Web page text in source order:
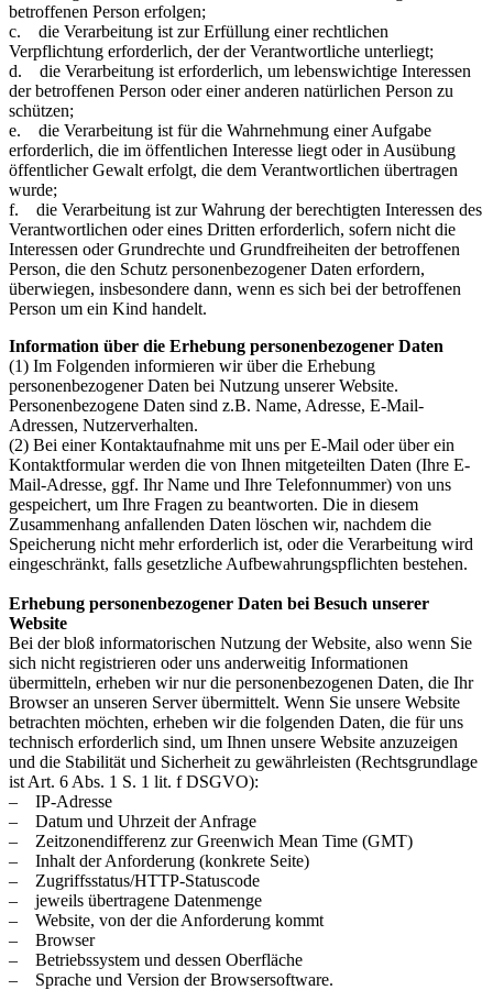
betroffenen Person erfolgen;
c. die Verarbeitung ist zur Erfüllung einer rechtlichen
Verpflichtung erforderlich, der der Verantwortliche unterliegt;
d. die Verarbeitung ist erforderlich, um lebenswichtige Interessen
der betroffenen Person oder einer anderen natürlichen Person zu
schützen;
e. die Verarbeitung ist für die Wahrnehmung einer Aufgabe
erforderlich, die im öffentlichen Interesse liegt oder in Ausübung
öffentlicher Gewalt erfolgt, die dem Verantwortlichen übertragen
wurde;
f. die Verarbeitung ist zur Wahrung der berechtigten Interessen des
Verantwortlichen oder eines Dritten erforderlich, sofern nicht die
Interessen oder Grundrechte und Grundfreiheiten der betroffenen
Person, die den Schutz personenbezogener Daten erfordern,
überwiegen, insbesondere dann, wenn es sich bei der betroffenen
Person um ein Kind handelt.
Information über die Erhebung personenbezogener Daten
(1) Im Folgenden informieren wir über die Erhebung
personenbezogener Daten bei Nutzung unserer Website.
Personenbezogene Daten sind z.B. Name, Adresse, E-Mail-
Adressen, Nutzerverhalten.
(2) Bei einer Kontaktaufnahme mit uns per E-Mail oder über ein
Kontaktformular werden die von Ihnen mitgeteilten Daten (Ihre E-
Mail-Adresse, ggf. Ihr Name und Ihre Telefonnummer) von uns
gespeichert, um Ihre Fragen zu beantworten. Die in diesem
Zusammenhang anfallenden Daten löschen wir, nachdem die
Speicherung nicht mehr erforderlich ist, oder die Verarbeitung wird
eingeschränkt, falls gesetzliche Aufbewahrungspflichten bestehen.
Erhebung personenbezogener Daten bei Besuch unserer
Website
Bei der bloß informatorischen Nutzung der Website, also wenn Sie
sich nicht registrieren oder uns anderweitig Informationen
übermitteln, erheben wir nur die personenbezogenen Daten, die Ihr
Browser an unseren Server übermittelt. Wenn Sie unsere Website
betrachten möchten, erheben wir die folgenden Daten, die für uns
technisch erforderlich sind, um Ihnen unsere Website anzuzeigen
und die Stabilität und Sicherheit zu gewährleisten (Rechtsgrundlage
ist Art. 6 Abs. 1 S. 1 lit. f DSGVO):
– IP-Adresse
– Datum und Uhrzeit der Anfrage
– Zeitzonendifferenz zur Greenwich Mean Time (GMT)
– Inhalt der Anforderung (konkrete Seite)
– Zugriffsstatus/HTTP-Statuscode
– jeweils übertragene Datenmenge
– Website, von der die Anforderung kommt
– Browser
– Betriebssystem und dessen Oberfläche
– Sprache und Version der Browsersoftware.